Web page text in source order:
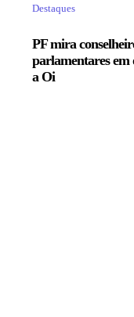
Destaques
PF mira
parlamentares em
a Oi